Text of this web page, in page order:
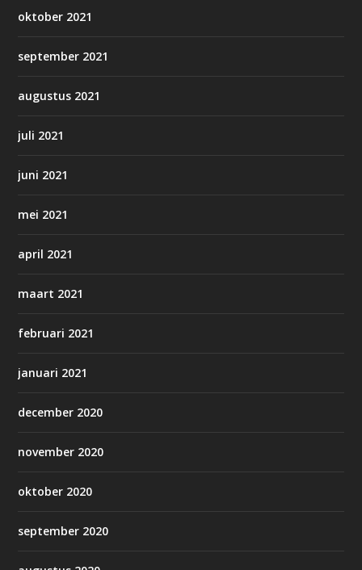
oktober 2021
september 2021
augustus 2021
juli 2021
juni 2021
mei 2021
april 2021
maart 2021
februari 2021
januari 2021
december 2020
november 2020
oktober 2020
september 2020